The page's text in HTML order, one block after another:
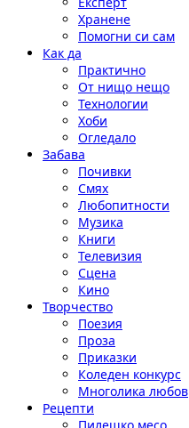
Хранене
Помогни си сам
Как да
Практично
От нищо нещо
Технологии
Хоби
Огледало
Забава
Почивки
Смях
Любопитности
Музика
Книги
Телевизия
Сцена
Кино
Творчество
Поезия
Проза
Приказки
Коледен конкурс
Многолика любов
Рецепти